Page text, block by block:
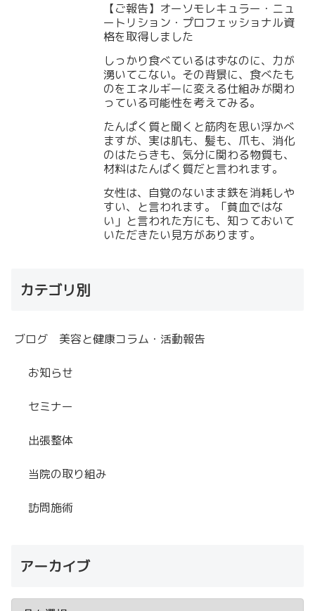
【ご報告】オーソモレキュラー・ニュ
ートリション・プロフェッショナル資
格を取得しました
しっかり食べているはずなのに、力が
湧いてこない。その背景に、食べたも
のをエネルギーに変える仕組みが関わ
っている可能性を考えてみる。
たんぱく質と聞くと筋肉を思い浮かべ
ますが、実は肌も、髪も、爪も、消化
のはたらきも、気分に関わる物質も、
材料はたんぱく質だと言われます。
女性は、自覚のないまま鉄を消耗しや
すい、と言われます。「貧血ではな
い」と言われた方にも、知っておいて
いただきたい見方があります。
カテゴリ別
ブログ 美容と健康コラム・活動報告
お知らせ
セミナー
出張整体
当院の取り組み
訪問施術
アーカイブ